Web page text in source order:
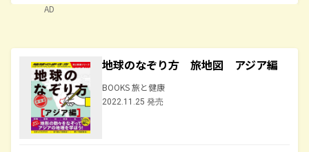
AD
地球のなぞり方 旅地図 アジア編
BOOKS 旅と健康
2022.11.25 発売